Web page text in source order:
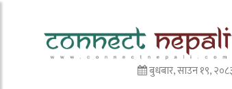
बुधबार, साउन १९,